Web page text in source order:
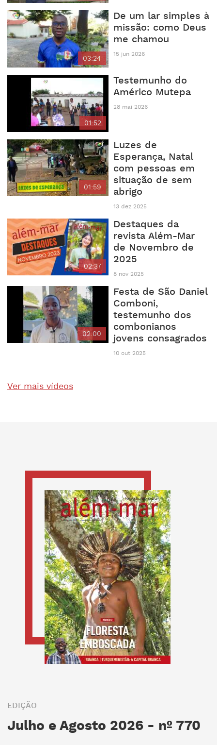
03:24
De um lar simples à
missão: como Deus
me chamou
15 jun 2026
01:52
Testemunho do
Américo Mutepa
28 mai 2026
01:59
Luzes de
Esperança, Natal
com pessoas em
situação de sem
abrigo
13 dez 2025
02:37
Destaques da
revista Além-Mar
de Novembro de
2025
8 nov 2025
02:00
Festa de São Daniel
Comboni,
testemunho dos
combonianos
jovens consagrados
10 out 2025
Ver mais vídeos
EDIÇÃO
Julho e Agosto 2026 - nº 770